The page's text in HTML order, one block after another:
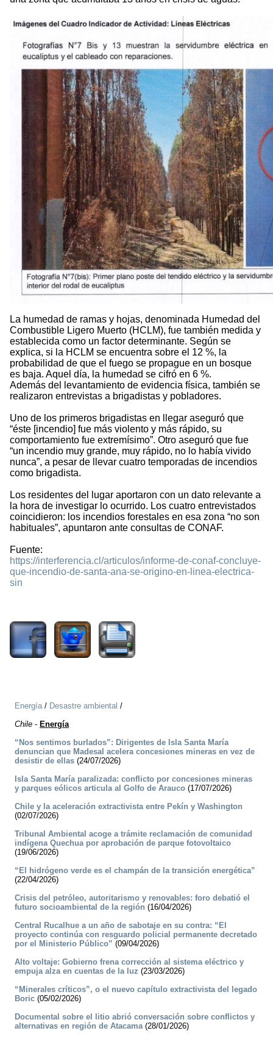
La humedad de ramas y hojas, denominada Humedad del
Combustible Ligero Muerto (HCLM), fue también medida y
establecida como un factor determinante. Según se
explica, si la HCLM se encuentra sobre el 12 %, la
probabilidad de que el fuego se propague en un bosque
es baja. Aquel día, la humedad se cifró en 6 %.
Además del levantamiento de evidencia física, también se
realizaron entrevistas a brigadistas y pobladores.
Uno de los primeros brigadistas en llegar aseguró que
“éste [incendio] fue más violento y más rápido, su
comportamiento fue extremísimo”. Otro aseguró que fue
“un incendio muy grande, muy rápido, no lo había vivido
nunca”, a pesar de llevar cuatro temporadas de incendios
como brigadista.
Los residentes del lugar aportaron con un dato relevante a
la hora de investigar lo ocurrido. Los cuatro entrevistados
coincidieron: los incendios forestales en esa zona “no son
habituales”, apuntaron ante consultas de CONAF.
Fuente:
https://interferencia.cl/articulos/informe-de-conaf-concluye-
que-incendio-de-santa-ana-se-origino-en-linea-electrica-
sin
Energía/ Desastre ambiental /
Chile - Energía
“Nos sentimos burlados”: Dirigentes de Isla Santa María
denuncian que Madesal acelera concesiones mineras en vez de
desistir de ellas (24/07/2026)
Isla Santa María paralizada: conflicto por concesiones mineras
y parques eólicos articula al Golfo de Arauco (17/07/2026)
Chile y la aceleración extractivista entre Pekín y Washington
(02/07/2026)
Tribunal Ambiental acoge a trámite reclamación de comunidad
indígena Quechua por aprobación de parque fotovoltaico
(19/06/2026)
“El hidrógeno verde es el champán de la transición energética”
(22/04/2026)
Crisis del petróleo, autoritarismo y renovables: foro debatió el
futuro socioambiental de la región (16/04/2026)
Central Rucalhue a un año de sabotaje en su contra: “El
proyecto continúa con resguardo policial permanente decretado
por el Ministerio Público” (09/04/2026)
Alto voltaje: Gobierno frena corrección al sistema eléctrico y
empuja alza en cuentas de la luz (23/03/2026)
“Minerales críticos”, o el nuevo capítulo extractivista del legado
Boric (05/02/2026)
Documental sobre el litio abrió conversación sobre conflictos y
alternativas en región de Atacama(28/01/2026)